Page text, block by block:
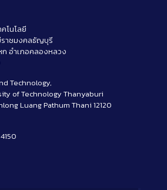
โนโลยี
ราชมงคลธัญบุรี
อำเภอคลองหลวง
Technology,
of Technology Thanyaburi
Luang Pathum Thani 12120